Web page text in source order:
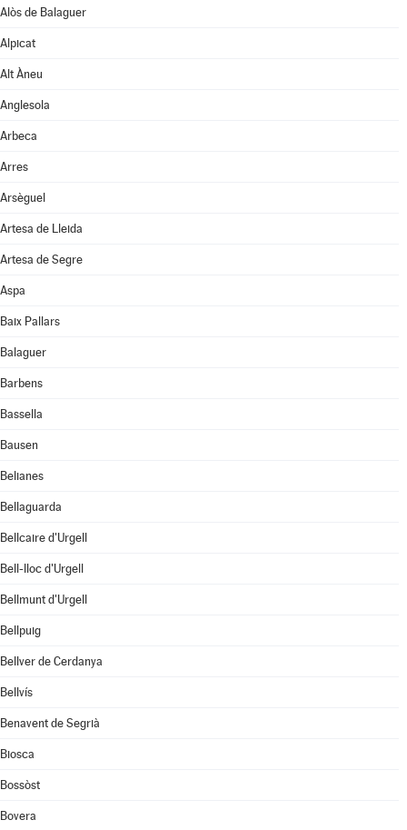
Alòs de Balaguer
Alpicat
Alt Àneu
Anglesola
Arbeca
Arres
Arsèguel
Artesa de Lleida
Artesa de Segre
Aspa
Baix Pallars
Balaguer
Barbens
Bassella
Bausen
Belianes
Bellaguarda
Bellcaire d'Urgell
Bell-lloc d'Urgell
Bellmunt d'Urgell
Bellpuig
Bellver de Cerdanya
Bellvís
Benavent de Segrià
Biosca
Bossòst
Bovera